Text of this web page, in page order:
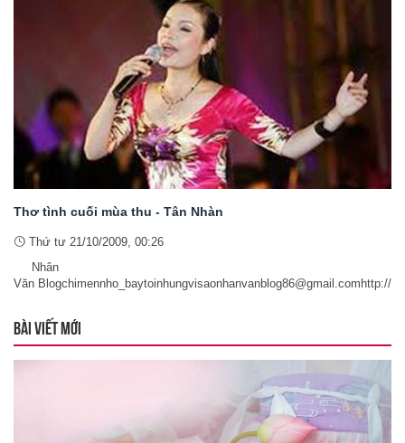
Thơ tình cuối mùa thu - Tân Nhàn
Thứ tư 21/10/2009, 00:26
Nhân
Văn Blogchimennho_baytoinhungvisaonhanvanblog86@gmail.comhttp://
BÀI VIẾT MỚI